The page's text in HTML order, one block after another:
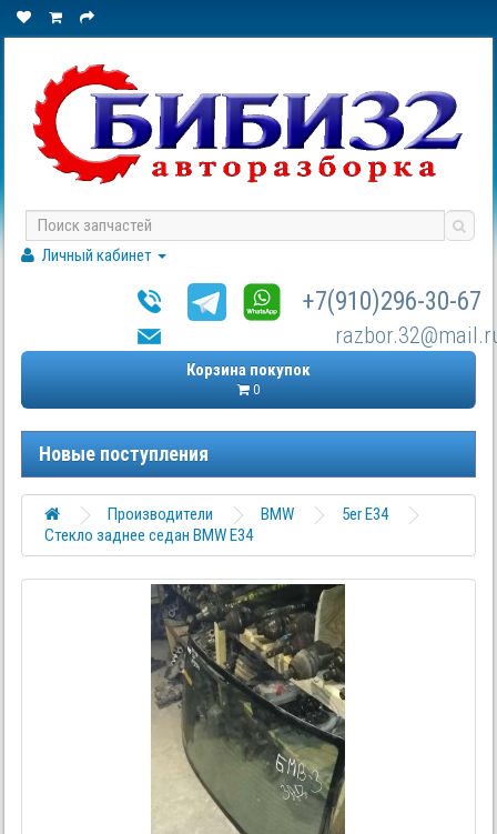
Личный кабинет
+7(910)296-30-67
Корзина покупок
0
Новые поступления
Производители BMW
5er E34
Стекло заднее седан BMW E34